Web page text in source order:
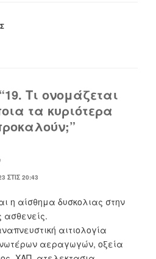
Τι ονομάζεται
τα κυριότερα
ΣΤΙΣ 20:43
η αίσθημα δυσκολιας στην
ασθενείς.
αιτιολογία
αεραγωγών, οξεία